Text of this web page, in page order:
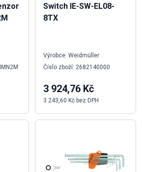
Switch IE-SW-EL08-
8TX
Výrobce: Weidmüller
Číslo zboží: 2682140000
3 924,76 Kč
3 243,60 Kč bez DPH